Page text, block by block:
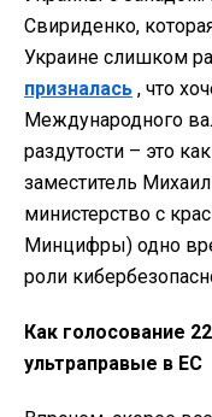
Свириденко,
Украине слишком
призналась , что
Международного
раздутости – это
заместитель
министерство с
Минцифры) одно
роли
Как голосование
ультраправые в ЕС